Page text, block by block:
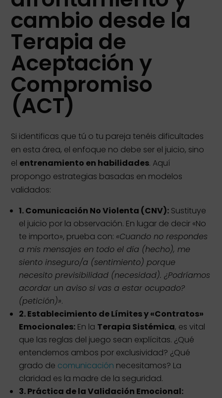
cambio desde la
Terapia de
Aceptación y
Compromiso
(ACT)
Si identificas que tú o tu pareja tenéis dificultades
en esta área, el enfoque no debe ser el juicio, sino
el entrenamiento en habilidades. Aquí
propongo estrategias basadas en modelos
validados:
1. Comunicación No Violenta (CNV): Sustituye
el juicio por la observación. En lugar de decir «No
te importo», prueba con: «Cuando no respondes
a mis mensajes en todo el día (hecho), me
siento inseguro/a (sentimiento) porque
necesito previsibilidad (necesidad). ¿Podríamos
acordar un aviso si vas a estar ocupado?
(petición)».
2. Establecimiento de Límites y «Contratos»
Emocionales: En la Terapia Sistémica, es vital
que las reglas del juego sean explícitas. ¿Qué
entendemos ambos por exclusividad? ¿Qué
grado de comunicación necesitamos? La
claridad es la madre de la seguridad.
3. Práctica de la Validación Emocional: